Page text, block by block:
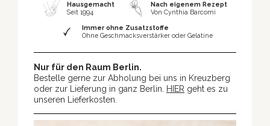
Hausgemacht
Seit 1994
Nach eigenem Rezept
Von Cynthia Barcomi
Immer ohne Zusatzstoffe
Ohne Geschmacksverstärker oder Gelatine
Nur für den Raum Berlin.
Bestelle gerne zur Abholung bei uns in Kreuzberg
oder zur Lieferung in ganz Berlin.
HIER geht es zu
unseren Lieferkosten.